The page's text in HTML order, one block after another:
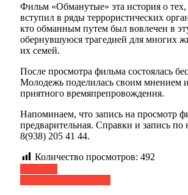
Фильм «Обманутые» эта история о
вступил в ряды террористических
кто обманным путем был вовлечен в
обернувшуюся трагедией для многих
их семей.
После просмотра фильма состоялась
Молодежь поделилась своим мнением
приятного времяпрепровождения.
Напоминаем, что запись на просмотр
предварительная. Справки и запись по
8(938) 205 41 44.
Количество просмотров: 492
Навигация
по